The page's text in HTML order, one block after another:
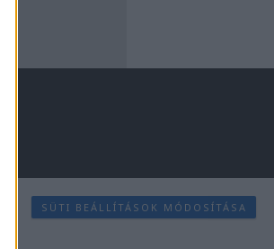
SÜTI BEÁLLÍTÁSOK MÓDOSÍTÁSA